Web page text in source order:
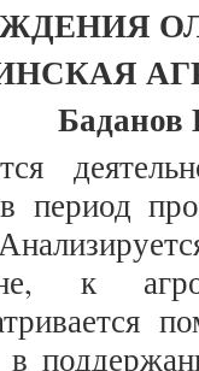
Баданов
период
к